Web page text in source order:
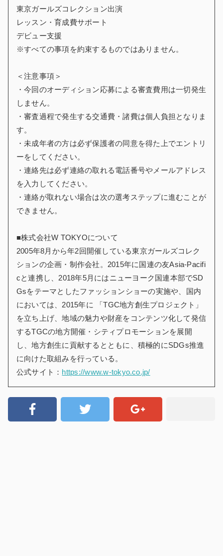
東京ガールズコレクション出演
レッスン・育成費サポート
デビュー支援
※すべての事項を約束するものではありません。
＜注意事項＞
・今回のオーディション応募による審査費用は一切発生
しません。
・審査過程で発生する交通費・諸費は個人負担となりま
す。
・未成年者の方は必ず保護者の同意を得た上でエントリ
ーをしてください。
・連絡先は必ず連絡の取れる電話番号やメールアドレス
を入力してください。
・連絡が取れない場合は次の選考ステップに進むことが
できません。
■株式会社W TOKYOについて
2005年8月から年2回開催している東京ガールズコレク
ションの企画・制作会社。2015年に国連の友Asia-Pacifi
cと連携し、2018年5月にはニューヨーク国連本部でSD
Gsをテーマとしたファッションショーの実施や、国内
においては、2015年に 「TGC地方創生プロジェクト」
を立ち上げ、地域の魅力や財産をコンテンツ化して発信
するTGCの地方開催・シティプロモーションを展開
し、地方創生に貢献するとともに、積極的にSDGs推進
に向けた取組みを行っている。
公式サイト： https://www.w-tokyo.co.jp/